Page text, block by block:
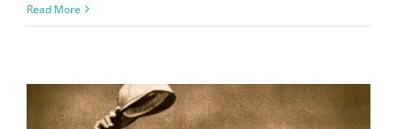
Read More